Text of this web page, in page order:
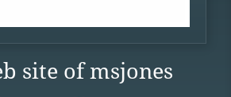
site of msjones